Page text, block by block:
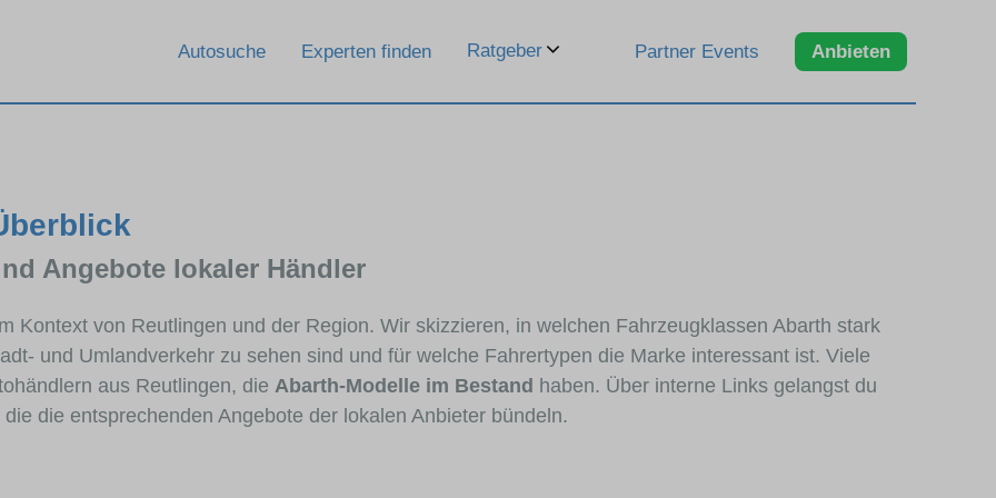
Autosuche Experten finden Ratgeber Partner Events Anbieten
Angebote lokaler Händler
Kontext von Reutlingen und der Region. Wir skizzieren, in welchen Fahrzeugklassen Abarth stark
und Umlandverkehr zu sehen sind und für welche Fahrertypen die Marke interessant ist. Viele
aus Reutlingen, die Abarth-Modelle im Bestand haben. Über interne Links gelangst du
die die entsprechenden Angebote der lokalen Anbieter bündeln.